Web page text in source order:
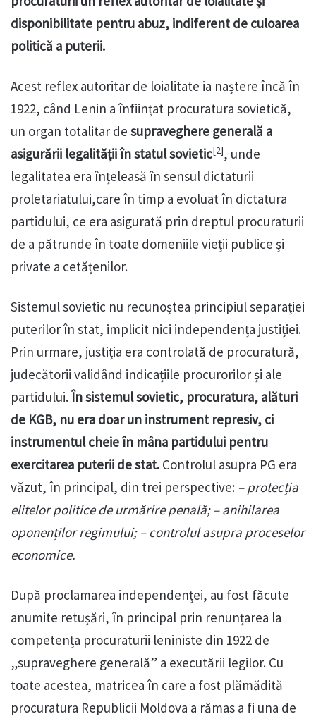
disponibilitate pentru abuz, indiferent de culoarea
politică a puterii.
Acest reflex autoritar de loialitate ia naștere încă în
1922, când Lenin a înființat procuratura sovietică,
un organ totalitar de supraveghere generală a
asigurării legalității în statul sovietic[2], unde
legalitatea era înțeleasă în sensul dictaturii
proletariatului,care în timp a evoluat în dictatura
partidului, ce era asigurată prin dreptul procuraturii
de a pătrunde în toate domeniile vieții publice și
private a cetățenilor.
Sistemul sovietic nu recunoștea principiul separației
puterilor în stat, implicit nici independența justiției.
Prin urmare, justiția era controlată de procuratură,
judecătorii validând indicațiile procurorilor și ale
partidului.În sistemul sovietic, procuratura, alături
de KGB, nu era doar un instrument represiv, ci
instrumentul cheie în mâna partidului pentru
exercitarea puterii de stat. Controlul asupra PG era
văzut, în principal, din trei perspective: – protecția
elitelor politice de urmărire penală; – anihilarea
oponenților regimului; – controlul asupra proceselor
economice.
După proclamarea independenței, au fost făcute
anumite retușări, în principal prin renunțarea la
competența procuraturii leniniste din 1922 de
„supraveghere generală” a executării legilor. Cu
toate acestea, matricea în care a fost plămădită
procuratura Republicii Moldova a rămas a fi una de